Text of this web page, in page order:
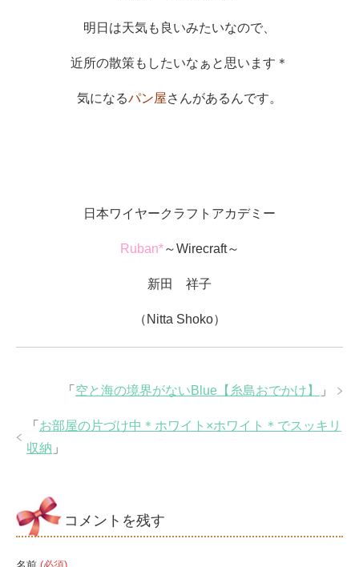
明日は天気も良いみたいなので、
近所の散策もしたいなぁと思います＊
気になるパン屋さんがあるんです。
日本ワイヤークラフトアカデミー
Ruban*～Wirecraft～
新田 祥子
（Nitta Shoko）
「 空と海の境界がないBlue【糸島おでかけ】 」
「 お部屋の片づけ中＊ホワイト×ホワイト＊でスッキリ
収納 」
コメントを残す